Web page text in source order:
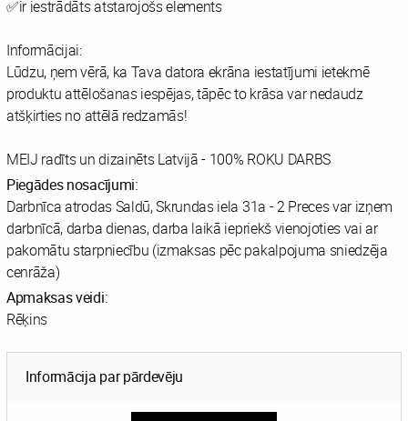
✅️ir iestrādāts atstarojošs elements
Informācijai:
Lūdzu, ņem vērā, ka Tava datora ekrāna iestatījumi ietekmē
produktu attēlošanas iespējas, tāpēc to krāsa var nedaudz
atšķirties no attēlā redzamās!
MEIJ radīts un dizainēts Latvijā - 100% ROKU DARBS
Piegādes nosacījumi:
Darbnīca atrodas Saldū, Skrundas iela 31a - 2 Preces var izņem
darbnīcā, darba dienas, darba laikā iepriekš vienojoties vai ar
pakomātu starpniecību (izmaksas pēc pakalpojuma sniedzēja
cenrāža)
Apmaksas veidi:
Rēķins
Informācija par pārdevēju